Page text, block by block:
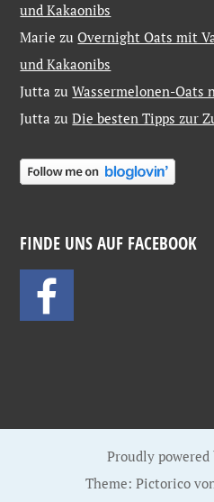
und Kakaonibs
Marie zuOvernight Oats mit
und Kakaonibs
Jutta zuWassermelonen-Oats
Jutta zuDie besten Tipps zur
FINDE UNS AUF FACEBOOK
Proudly powered
Theme: Pictorico